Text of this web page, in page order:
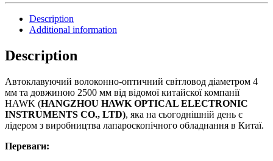
4*2500
мм
Description
Additional information
Description
Автоклавуючий волоконно-оптичний світловод діаметром 4
мм та довжиною 2500 мм від відомої китайскої компанії
HAWK (HANGZHOU HAWK OPTICAL ELECTRONIC
INSTRUMENTS CO., LTD), яка на сьогоднішній день є
лідером з виробництва лапароскопічного обладнання в Китаї.
Переваги: